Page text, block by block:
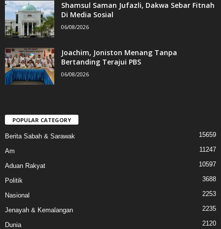
Shamsul Saman Jufazli, Dakwa Sebar Fitnah
Di Media Sosial
06/08/2026
Joachim, Joniston Menang Tanpa
Bertanding Terajui PBS
06/08/2026
POPULAR CATEGORY
Berita Sabah & Sarawak 15659
Am 11247
Aduan Rakyat 10597
Politik 3688
Nasional 2253
Jenayah & Kemalangan 2235
Dunia 2120